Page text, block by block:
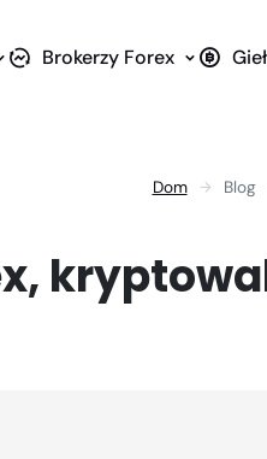
Brokerzy Forex
Dom Blog